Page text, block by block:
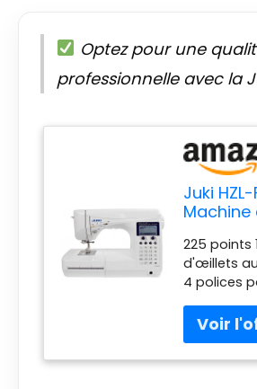
Optez pour une
professionnelle avec la
Juki
225 points
d'œillets
4 polices
Tranchant
genouillère